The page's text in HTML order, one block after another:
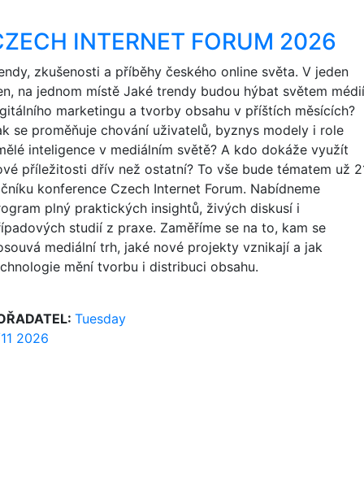
INTERNET FORUM 2026
zkušenosti a příběhy českého online světa. V jeden
na jednom místě Jaké trendy budou hýbat světem
marketingu a tvorby obsahu v příštích měsících?
se proměňuje chování uživatelů, byznys modely i role
inteligence v mediálním světě? A kdo dokáže využít
příležitosti dřív než ostatní? To vše bude tématem už
konference Czech Internet Forum. Nabídneme
plný praktických insightů, živých diskusí i
studií z praxe. Zaměříme se na to, kam se
mediální trh, jaké nové projekty vznikají a jak
mění tvorbu i distribuci obsahu.
Tuesday
2026